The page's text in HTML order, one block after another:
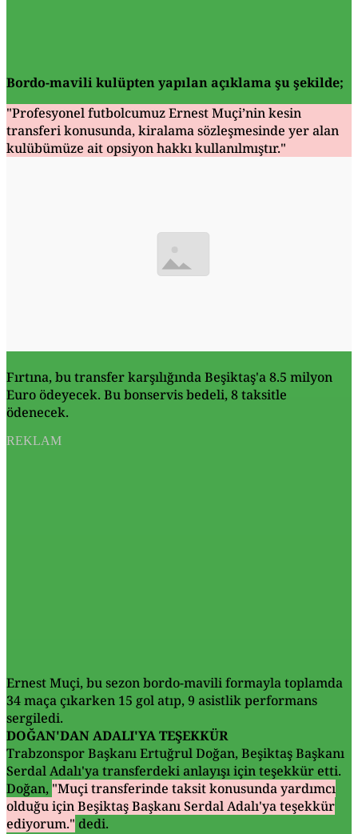
Bordo-mavili kulüpten yapılan açıklama şu şekilde;
"Profesyonel futbolcumuz Ernest Muçi’nin kesin
transferi konusunda, kiralama sözleşmesinde yer alan
kulübümüze ait opsiyon hakkı kullanılmıştır."
Fırtına, bu transfer karşılığında Beşiktaş'a 8.5 milyon
Euro ödeyecek. Bu bonservis bedeli, 8 taksitle
ödenecek.
REKLAM
Ernest Muçi, bu sezon bordo-mavili formayla toplamda
34 maça çıkarken 15 gol atıp, 9 asistlik performans
sergiledi.
DOĞAN'DAN ADALI'YA TEŞEKKÜR
Trabzonspor Başkanı Ertuğrul Doğan, Beşiktaş Başkanı
Serdal Adalı'ya transferdeki anlayışı için teşekkür etti.
Doğan, "Muçi transferinde taksit konusunda yardımcı
olduğu için Beşiktaş Başkanı Serdal Adalı'ya teşekkür
ediyorum." dedi.